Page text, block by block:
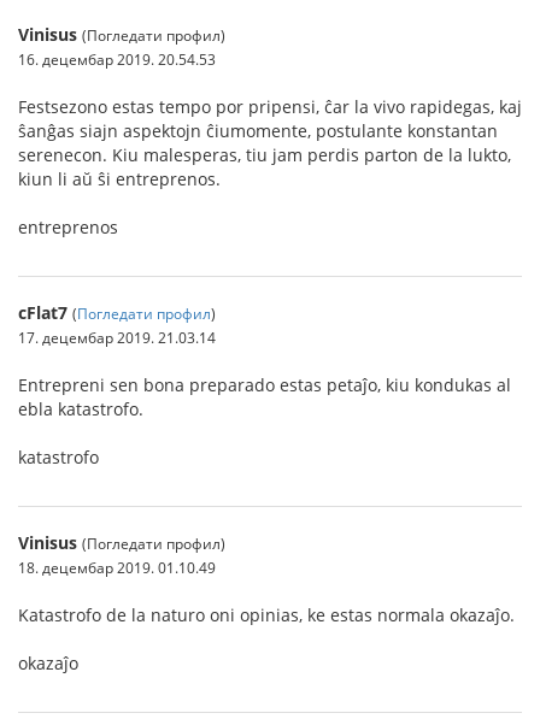
Vinisus (Погледати профил)
16. децембар 2019. 20.54.53
Festsezono estas tempo por pripensi, ĉar la vivo rapidegas, kaj
ŝanĝas siajn aspektojn ĉiumomente, postulante konstantan
serenecon. Kiu malesperas, tiu jam perdis parton de la lukto,
kiun li aŭ ŝi entreprenos.
entreprenos
cFlat7 (Погледати профил)
17. децембар 2019. 21.03.14
Entrepreni sen bona preparado estas petaĵo, kiu kondukas al
ebla katastrofo.
katastrofo
Vinisus (Погледати профил)
18. децембар 2019. 01.10.49
Katastrofo de la naturo oni opinias, ke estas normala okazaĵo.
okazaĵo